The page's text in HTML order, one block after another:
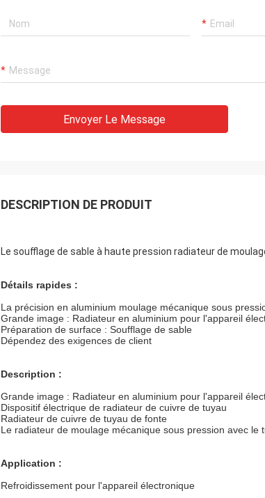
Envoyer Le Message
DESCRIPTION DE PRODUIT
Le soufflage de sable à haute pression radiateur de
Détails rapides :
La précision en aluminium moulage mécanique sous
Grande image : Radiateur en aluminium pour l'appareil
Préparation de surface : Soufflage de sable
Dépendez des exigences de client
Description :
Grande image : Radiateur en aluminium pour l'appareil
Dispositif électrique de radiateur de cuivre de tuyau
Radiateur de cuivre de tuyau de fonte
Le radiateur de moulage mécanique sous pression avec le
Application :
Refroidissement pour l'appareil électronique